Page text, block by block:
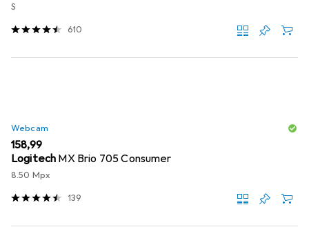
S
610
Webcam
EUR
158,99
Logitech MX Brio 705 Consumer
8.50 Mpx
139